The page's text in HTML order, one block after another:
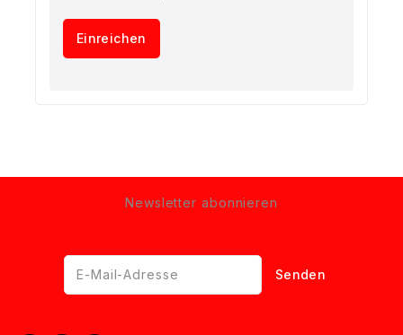
Newsletter abonnieren